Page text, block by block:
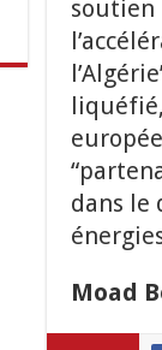
soutien
dans le
Moad